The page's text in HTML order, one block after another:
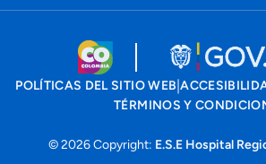
POLÍTICAS DEL SITIO WEB |
TÉRMINOS Y
© 2026 Copyright: E.S.E Hospital